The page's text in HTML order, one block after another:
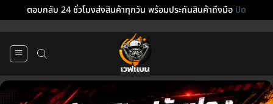
ตอบกลับ 24 ชั่วโมงส่งสินค้าทุกวัน พร้อมประกันสินค้าถึงมือปิด